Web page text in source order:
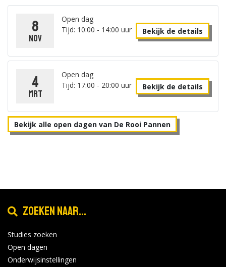
8
nov
Open dag
Tijd: 10:00 - 14:00 uur
Bekijk de details
4
mrt
Open dag
Tijd: 17:00 - 20:00 uur
Bekijk de details
Bekijk alle open dagen van De Rooi Pannen
Zoeken naar...
Studies zoeken
Open dagen
Onderwijsinstellingen